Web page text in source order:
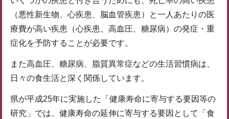
（悪性新生物、心疾患、脳血管疾患）と一人あたりの医
療費が高い疾患（心疾患、高血圧、糖尿病）の発症・重
症化を予防することが必要です。
また高血圧、糖尿病、脂質異常症などの生活習慣病は、
日々の食生活と深く関係しています。
県が平成25年に実施した「健康寿命に寄与する要因等の
研究」では、健康寿命の延伸に寄与する要因として「食